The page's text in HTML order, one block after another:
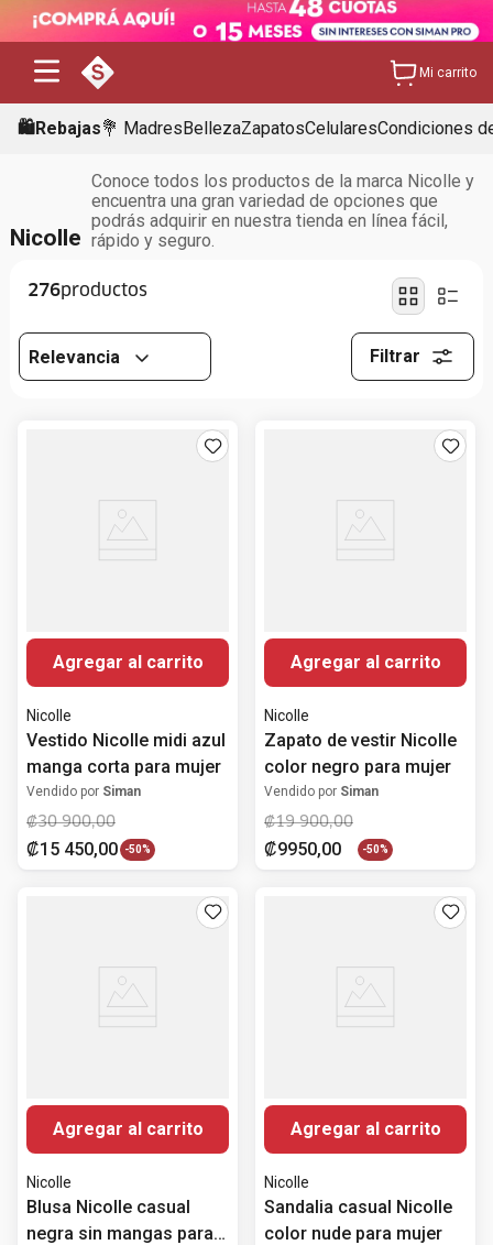
Mi carrito
🛍️Rebajas💐 MadresBellezaZapatosCelularesCondiciones
Nicolle
Conoce todos los productos de la marca Nicolle y
encuentra una gran variedad de opciones que
podrás adquirir en nuestra tienda en línea fácil,
rápido y seguro.
276
Relevancia Filtrar
Agregar al carrito
Nicolle
Vestido Nicolle midi azul
manga corta para mujer
Vendido por Siman
₡30 900,00
₡15 450,00 -50%
Agregar al carrito
Nicolle
Zapato de vestir Nicolle
color negro para mujer
Vendido por Siman
₡19 900,00
₡9950,00 -50%
Agregar al carrito
Nicolle
Blusa Nicolle casual
negra sin mangas para
Agregar al carrito
Nicolle
Sandalia casual Nicolle
color nude para mujer